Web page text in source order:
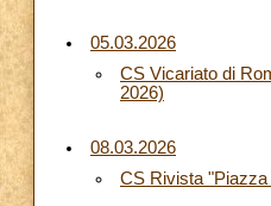
05.03.2026
CS Vicariato di
2026)
08.03.2026
CS Rivista "Piazza